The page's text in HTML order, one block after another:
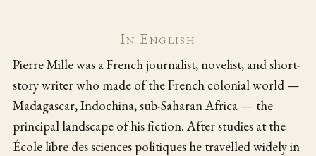
In English
Pierre Mille was a French journalist, novelist, and short-
story writer who made of the French colonial world —
Madagascar, Indochina, sub-Saharan Africa — the
principal landscape of his fiction. After studies at the
École libre des sciences politiques he travelled widely in